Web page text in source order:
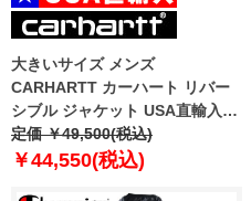
大きいサイズ メンズ
CARHARTT カーハート リバー
シブル ジャケット USA直輸入
i035145
定価 ￥49,500(税込)
￥44,550(税込)